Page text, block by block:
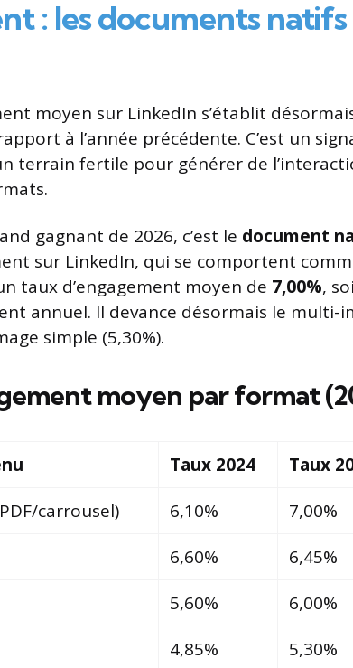
: les documents
moyen sur LinkedIn s’établit
à l’année précédente. C’est un
terrain fertile pour générer de
gagnant de 2026, c’est le document
sur LinkedIn, qui se comportent
taux d’engagement moyen de 7,00%,
annuel. Il devance désormais le multi-
simple (5,30%).
moyen par format
Taux 2024 Taux
carrousel)
6,10% 7,00%
6,60% 6,45%
5,60% 6,00%
4,85% 5,30%